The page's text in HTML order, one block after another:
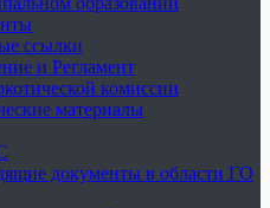
ссылки
и Регламент
комиссии
материалы
документы в области ГО